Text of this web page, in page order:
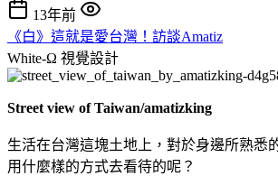
13年前
《白》這就是愛台灣！訪談Amatiz
White-Ω 視覺設計
Street view of Taiwan/amatizking
生活在台灣這塊土地上，對於身邊所熟悉
用什麼樣的方式去看待的呢？